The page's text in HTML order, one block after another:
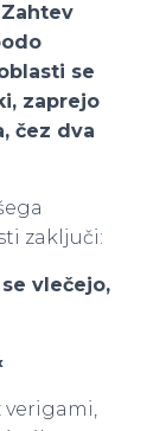
se
zaprejo
čez dva
zaključi:
vlečejo,
verigami,